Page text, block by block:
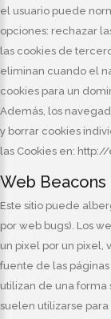
el usuario puede
opciones: rechazar
las cookies de
eliminan cuando el
cookies para un
Además, los
y borrar cookies
las Cookies en:
Web Beacons
Este sitio puede
por web bugs). Los
un pixel por un pixel,
fuente de las páginas
utilizan de una forma
suelen utilizarse